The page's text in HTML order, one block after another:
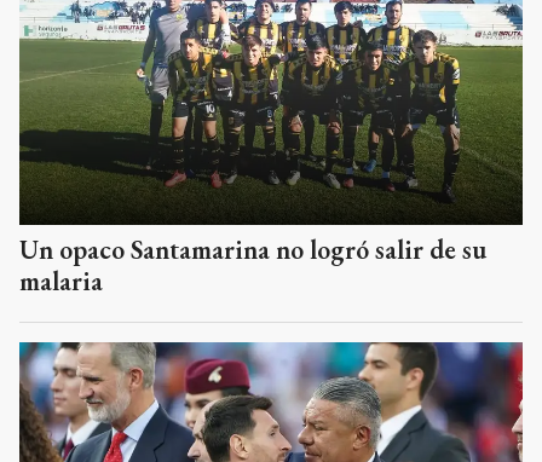
Un opaco Santamarina no logró salir de su
malaria